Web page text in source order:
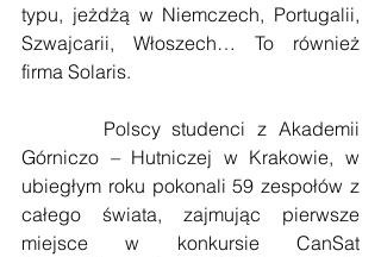
typu, jeżdżą w Niemczech, Portugalii,
Szwajcarii, Włoszech… To również
firma Solaris.
Górniczo – Hutniczej w Krakowie, w
ubiegłym roku pokonali 59 zespołów z
całego świata, zajmując pierwsze
miejsce w konkursie CanSat